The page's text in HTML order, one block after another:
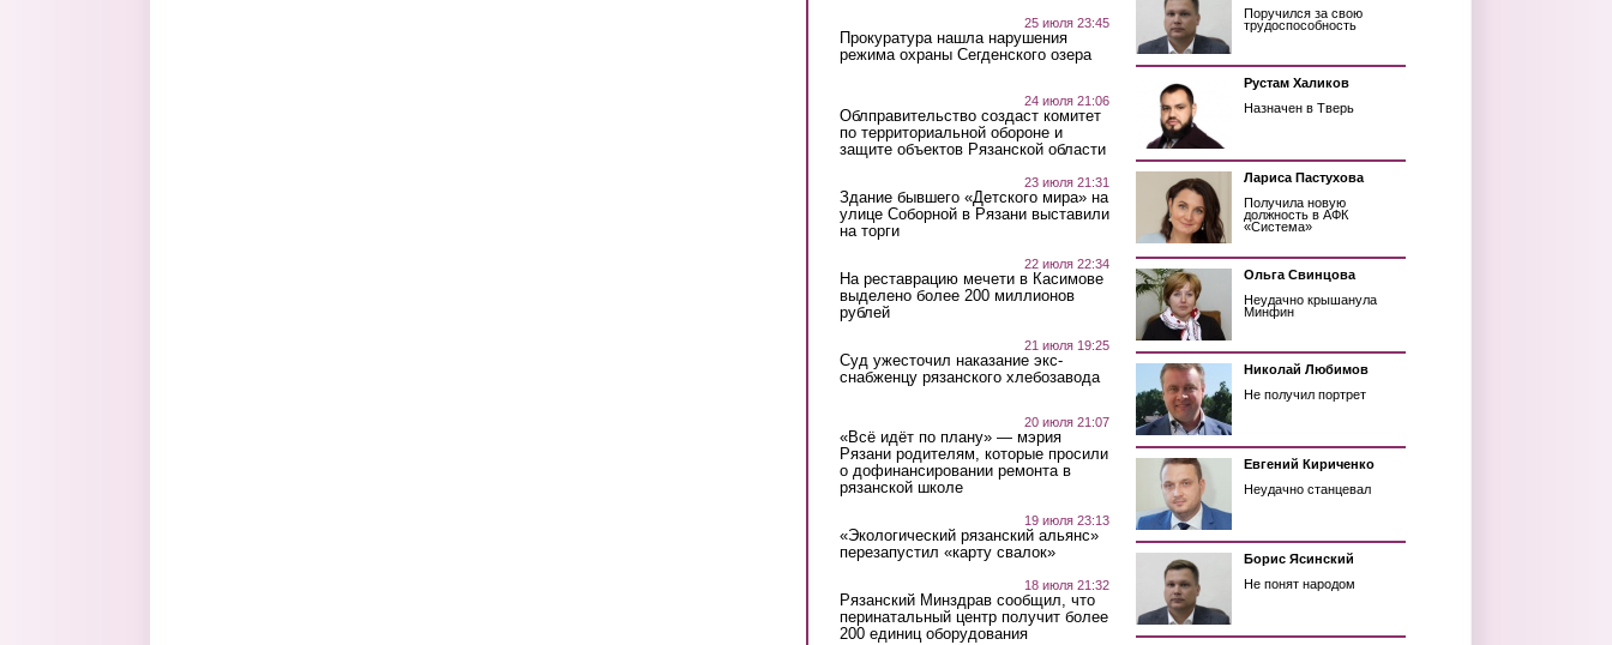
25 июля 23:45
Прокуратура нашла нарушения
режима охраны Сегденского озера
24 июля 21:06
Облправительство создаст комитет
по территориальной обороне и
защите объектов Рязанской области
23 июля 21:31
Здание бывшего «Детского мира» на
улице Соборной в Рязани выставили
на торги
22 июля 22:34
На реставрацию мечети в Касимове
выделено более 200 миллионов
рублей
21 июля 19:25
Суд ужесточил наказание экс-
снабженцу рязанского хлебозавода
20 июля 21:07
«Всё идёт по плану» — мэрия
Рязани родителям, которые просили
о дофинансировании ремонта в
рязанской школе
19 июля 23:13
«Экологический рязанский альянс»
перезапустил «карту свалок»
18 июля 21:32
Рязанский Минздрав сообщил, что
перинатальный центр получит более
200 единиц оборудования
Поручился за свою
трудоспособность
Рустам Халиков
Назначен в Тверь
Лариса Пастухова
Получила новую
должность в АФК
«Система»
Ольга Свинцова
Неудачно крышанула
Минфин
Николай Любимов
Не получил портрет
Евгений Кириченко
Неудачно станцевал
Борис Ясинский
Не понят народом